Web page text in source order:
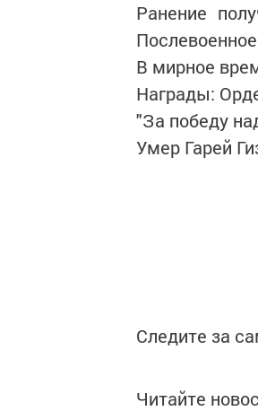
Ранение
В мирное
Награды:
"За победу
Умер Гарей
Следите за
Читайте